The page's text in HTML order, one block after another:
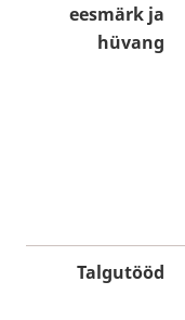
eesmärk ja
hüvang
Talgutööd